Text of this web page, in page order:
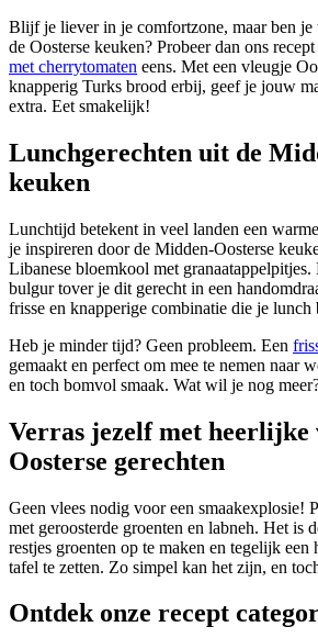
Blijf je liever in je comfortzone, maar ben je
de Oosterse keuken? Probeer dan ons
met cherrytomaten eens. Met een vleugje
knapperig Turks brood erbij, geef je jouw
extra. Eet smakelijk!
Lunchgerechten uit de
keuken
Lunchtijd betekent in veel landen een
je inspireren door de Midden-Oosterse
Libanese bloemkool met granaatappelpitjes.
bulgur tover je dit gerecht in een
frisse en knapperige combinatie die je lunch
Heb je minder tijd? Geen probleem. Een
gemaakt en perfect om mee te nemen naar
en toch bomvol smaak. Wat wil je nog
Verras jezelf met heerlijke
Oosterse gerechten
Geen vlees nodig voor een smaakexplosie!
met geroosterde groenten en labneh. Het is
restjes groenten op te maken en tegelijk
tafel te zetten. Zo simpel kan het zijn, en
Ontdek onze recept